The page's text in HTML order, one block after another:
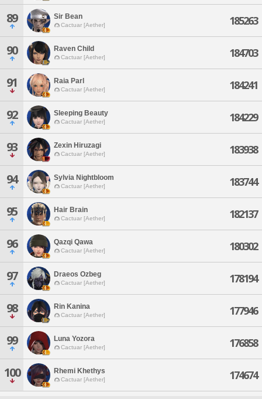
89 Sir Bean
Cactuar [Aether] 185263
90 Raven Child
Cactuar [Aether] 184703
91 Raia Parl
Cactuar [Aether] 184241
92 Sleeping Beauty
Cactuar [Aether] 184229
93 Zexin Hiruzagi
Cactuar [Aether] 183938
94 Sylvia Nightbloom
Cactuar [Aether] 183744
95 Hair Brain
Cactuar [Aether] 182137
96 Qazqi Qawa
Cactuar [Aether] 180302
97 Draeos Ozbeg
Cactuar [Aether] 178194
98 Rin Kanina
Cactuar [Aether] 177946
99 Luna Yozora
Cactuar [Aether] 176858
100 Rhemi Khethys
Cactuar [Aether] 174674